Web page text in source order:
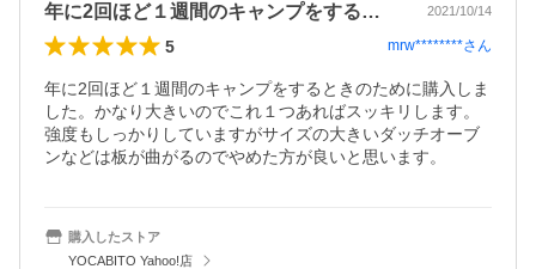
年に2回ほど１週間のキャンプをするとき… 2021/10/14
5 mrw********さん
年に2回ほど１週間のキャンプをするときのために購入しま
した。かなり大きいのでこれ１つあればスッキリします。
強度もしっかりしていますがサイズの大きいダッチオーブ
ンなどは板が曲がるのでやめた方が良いと思います。
購入したストア
YOCABITO Yahoo!店